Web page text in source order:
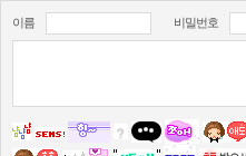
이름 비밀번호